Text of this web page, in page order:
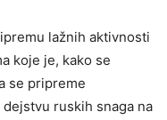
lažnih aktivnosti
koje je, kako se
se pripreme
ruskih snaga na